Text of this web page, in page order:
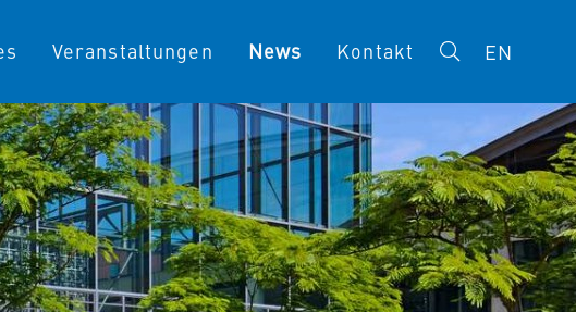
EN
Veranstaltungen News Kontakt